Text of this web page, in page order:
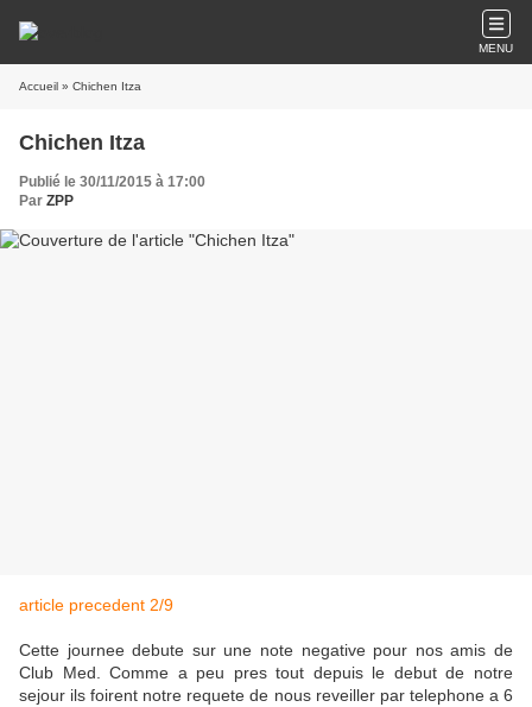
MENU
Accueil » Chichen Itza
Chichen Itza
Publié le 30/11/2015 à 17:00
Par ZPP
article precedent 2/9
Cette journee debute sur une note negative pour nos amis de
Club Med. Comme a peu pres tout depuis le debut de notre
sejour ils foirent notre requete de nous reveiller par telephone a 6